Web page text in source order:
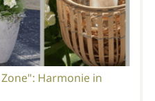
Harmonie in